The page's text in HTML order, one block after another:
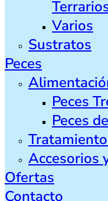
Varios
Sustratos
Peces
Peces
Peces
Accesorios
Ofertas
Contacto